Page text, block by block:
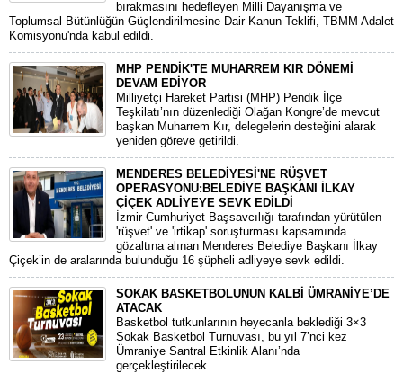
bırakmasını hedefleyen Milli Dayanışma ve
Toplumsal Bütünlüğün Güçlendirilmesine Dair Kanun Teklifi, TBMM Adalet
Komisyonu'nda kabul edildi.
MHP PENDİK'TE MUHARREM KIR DÖNEMİ
DEVAM EDİYOR
​Milliyetçi Hareket Partisi (MHP) Pendik İlçe
Teşkilatı’nın düzenlediği Olağan Kongre’de mevcut
başkan Muharrem Kır, delegelerin desteğini alarak
yeniden göreve getirildi.
MENDERES BELEDİYESİ'NE RÜŞVET
OPERASYONU:BELEDİYE BAŞKANI İLKAY
ÇİÇEK ADLİYEYE SEVK EDİLDİ
​İzmir Cumhuriyet Başsavcılığı tarafından yürütülen
'rüşvet' ve 'irtikap' soruşturması kapsamında
gözaltına alınan Menderes Belediye Başkanı İlkay
Çiçek’in de aralarında bulunduğu 16 şüpheli adliyeye sevk edildi.
SOKAK BASKETBOLUNUN KALBİ ÜMRANİYE’DE
ATACAK
Basketbol tutkunlarının heyecanla beklediği 3×3
Sokak Basketbol Turnuvası, bu yıl 7’nci kez
Ümraniye Santral Etkinlik Alanı’nda
gerçekleştirilecek.